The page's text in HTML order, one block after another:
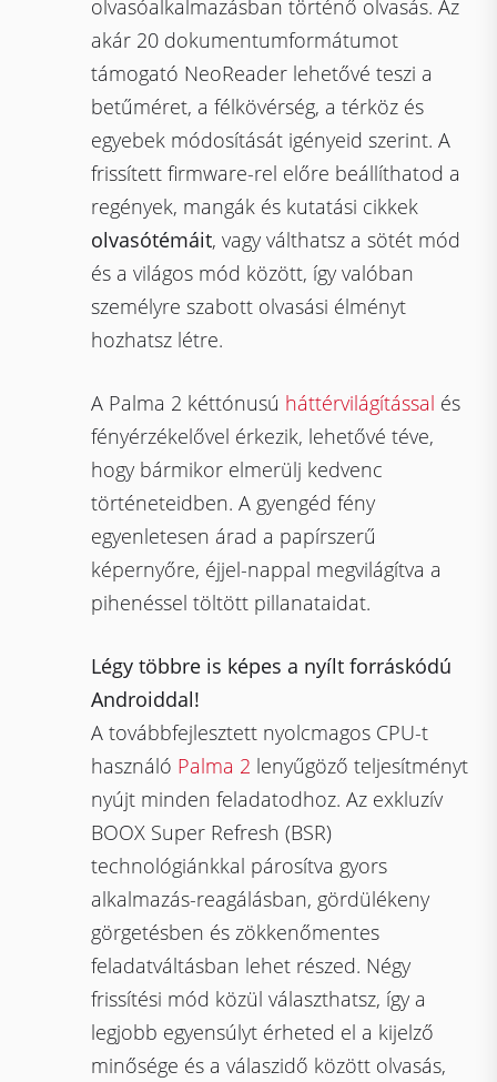
olvasóalkalmazásban történő olvasás. Az
akár 20 dokumentumformátumot
támogató NeoReader lehetővé teszi a
betűméret, a félkövérség, a térköz és
egyebek módosítását igényeid szerint. A
frissített firmware-rel előre beállíthatod a
regények, mangák és kutatási cikkek
olvasótémáit, vagy válthatsz a sötét mód
és a világos mód között, így valóban
személyre szabott olvasási élményt
hozhatsz létre.
A Palma 2 kéttónusú háttérvilágítással és
fényérzékelővel érkezik, lehetővé téve,
hogy bármikor elmerülj kedvenc
történeteidben. A gyengéd fény
egyenletesen árad a papírszerű
képernyőre, éjjel-nappal megvilágítva a
pihenéssel töltött pillanataidat.
Légy többre is képes a nyílt forráskódú
Androiddal!
A továbbfejlesztett nyolcmagos CPU-t
használó Palma 2 lenyűgöző teljesítményt
nyújt minden feladatodhoz. Az exkluzív
BOOX Super Refresh (BSR)
technológiánkkal párosítva gyors
alkalmazás-reagálásban, gördülékeny
görgetésben és zökkenőmentes
feladatváltásban lehet részed. Négy
frissítési mód közül választhatsz, így a
legjobb egyensúlyt érheted el a kijelző
minősége és a válaszidő között olvasás,